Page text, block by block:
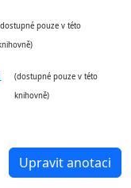
pouze v této
(dostupné pouze v této
knihovně)
Upravit anotaci